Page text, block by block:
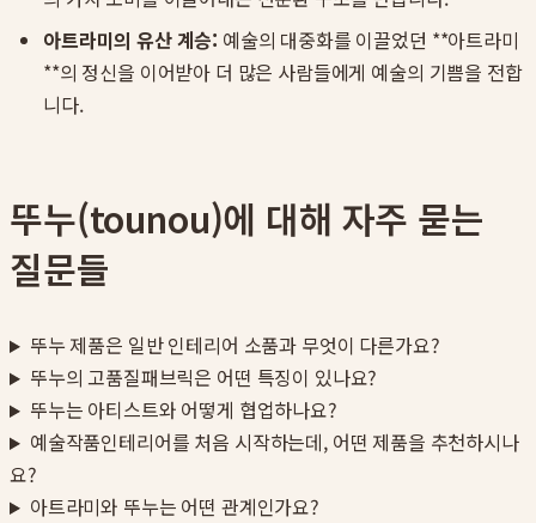
아트라미의 유산 계승: 예술의 대중화를 이끌었던 **아트라미
**의 정신을 이어받아 더 많은 사람들에게 예술의 기쁨을 전합
니다.
뚜누(tounou)에 대해 자주 묻는
질문들
뚜누 제품은 일반 인테리어 소품과 무엇이 다른가요?
뚜누의 고품질패브릭은 어떤 특징이 있나요?
뚜누는 아티스트와 어떻게 협업하나요?
예술작품인테리어를 처음 시작하는데, 어떤 제품을 추천하시나
요?
아트라미와 뚜누는 어떤 관계인가요?